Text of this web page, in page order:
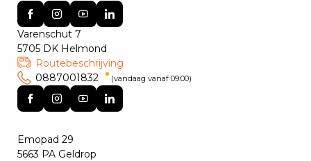
Varenschut 7
5705 DK Helmond
Routebeschrijving
0887001832
(vandaag vanaf 09:00)
Emopad 29
5663 PA Geldrop